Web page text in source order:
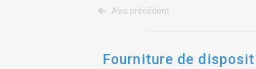
Avis précédent
Fourniture de